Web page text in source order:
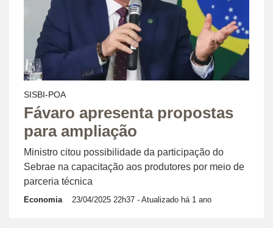
SISBI-POA
Fávaro apresenta propostas
para ampliação
Ministro citou possibilidade da participação do
Sebrae na capacitação aos produtores por meio de
parceria técnica
Economia 23/04/2025 22h37 - Atualizado há 1 ano